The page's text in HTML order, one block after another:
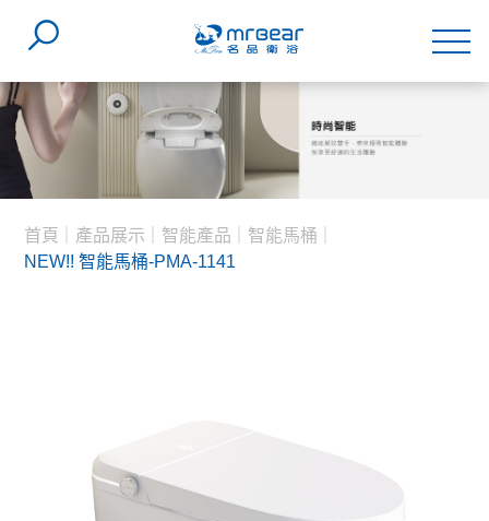
首頁 產品展示 智能產品
智能馬桶
NEW!! 智能馬桶-PMA-1141